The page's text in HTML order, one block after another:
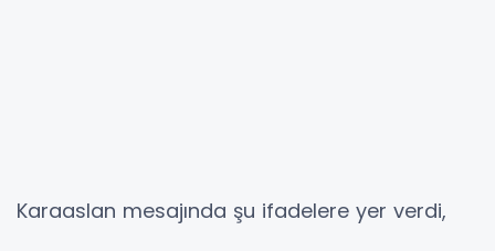
Karaaslan mesajında şu ifadelere yer verdi,